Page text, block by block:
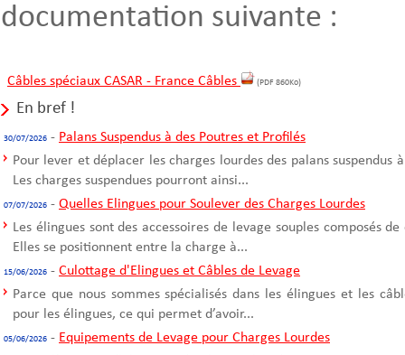
documentation suivante :
Câbles spéciaux CASAR - France Câbles (PDF 860Ko)
En bref !
30/07/2026 - Palans Suspendus à des Poutres et Profilés
Pour lever et déplacer les charges lourdes des palans suspendus
Les charges suspendues pourront ainsi...
07/07/2026 - Quelles Elingues pour Soulever des Charges Lourdes
Les élingues sont des accessoires de levage souples composés
Elles se positionnent entre la charge à...
15/06/2026 - Culottage d'Elingues et Câbles de Levage
Parce que nous sommes spécialisés dans les élingues et les
pour les élingues, ce qui permet d’avoir...
05/06/2026 - Equipements de Levage pour Charges Lourdes